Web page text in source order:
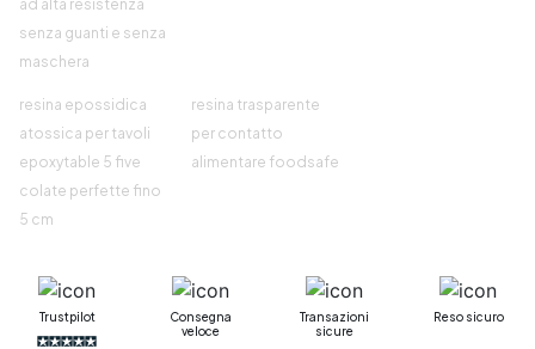
ad alta resistenza
senza guanti e senza
maschera
resina epossidica
atossica per tavoli
epoxytable 5 five
colate perfette fino
5 cm
resina trasparente
per contatto
alimentare foodsafe
Trustpilot
Consegna
veloce
Transazioni
sicure
Reso sicuro